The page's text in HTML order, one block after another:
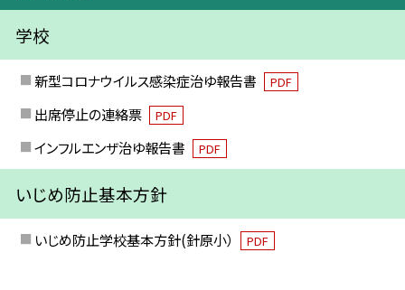
学校
新型コロナウイルス感染症治ゆ報告書 PDF
出席停止の連絡票 PDF
インフルエンザ治ゆ報告書 PDF
いじめ防止基本方針
いじめ防止学校基本方針(針原小） PDF